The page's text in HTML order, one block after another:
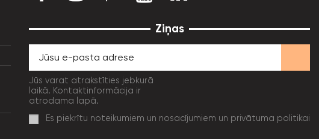
Ziņas
Jūs varat atrakstīties jebkurā
laikā. Kontaktinformācija ir
atrodama lapā.
Es piekrītu noteikumiem un nosacījumiem un privātuma politikai